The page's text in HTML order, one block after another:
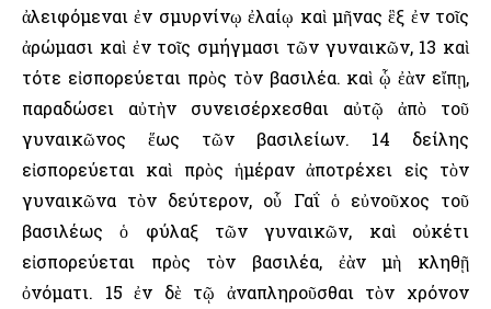
ἀλειφόμεναι ἐν σμυρνίνῳ ἐλαίῳ καὶ μῆνας ἓξ ἐν τοῖς
ἀρώμασι καὶ ἐν τοῖς σμήγμασι τῶν γυναικῶν, 13 καὶ
τότε εἰσπορεύεται πρὸς τὸν βασιλέα. καὶ ᾧ ἐὰν εἴπῃ,
παραδώσει αὐτὴν συνεισέρχεσθαι αὐτῷ ἀπὸ τοῦ
γυναικῶνος ἕως τῶν βασιλείων. 14 δείλης
εἰσπορεύεται καὶ πρὸς ἡμέραν ἀποτρέχει εἰς τὸν
γυναικῶνα τὸν δεύτερον, οὗ Γαΐ ὁ εὐνοῦχος τοῦ
βασιλέως ὁ φύλαξ τῶν γυναικῶν, καὶ οὐκέτι
εἰσπορεύεται πρὸς τὸν βασιλέα, ἐὰν μὴ κληθῇ
ὀνόματι. 15 ἐν δὲ τῷ ἀναπληροῦσθαι τὸν χρόνον